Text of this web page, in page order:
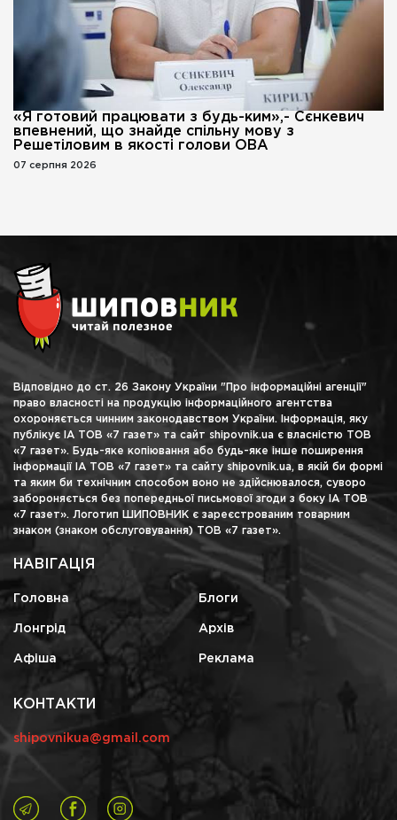
«Я готовий працювати з будь-ким»,- Сєнкевич
впевнений, що знайде спільну мову з
Решетіловим в якості голови ОВА
07 серпня 2026
Відповідно до ст. 26 Закону України "Про інформаційні агенції"
право власності на продукцію інформаційного агентства
охороняється чинним законодавством України. Інформація, яку
публікує ІА ТОВ «7 газет» та сайт shipovnik.ua є власністю ТОВ
«7 газет». Будь-яке копіювання або будь-яке інше поширення
інформації ІА ТОВ «7 газет» та сайту shipovnik.ua, в якій би формі
та яким би технічним способом воно не здійснювалося, суворо
забороняється без попередньої письмової згоди з боку ІА ТОВ
«7 газет». Логотип ШИПОВНИК є зареєстрованим товарним
знаком (знаком обслуговування) ТОВ «7 газет».
НАВІГАЦІЯ
Головна Блоги
Лонгрід Архів
Афіша Реклама
КОНТАКТИ
shipovnikua@gmail.com